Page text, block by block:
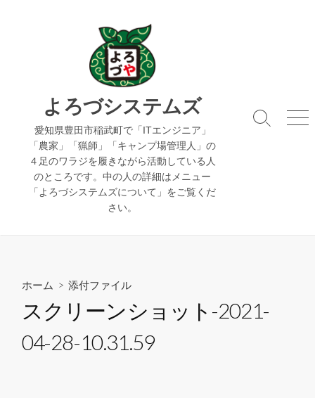
よろづシステムズ
愛知県豊田市稲武町で「ITエンジニア」
「農家」「猟師」「キャンプ場管理人」の
４足のワラジを履きながら活動している人
のところです。中の人の詳細はメニュー
「よろづシステムズについて」をご覧くだ
さい。
検
メ
ホーム > 添付ファイル
スクリーンショット-2021-
04-28-10.31.59